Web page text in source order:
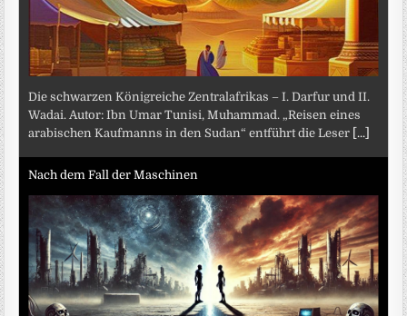
Die schwarzen Königreiche Zentralafrikas – I. Darfur und II.
Wadai. Autor: Ibn Umar Tunisi, Muhammad. „Reisen eines
arabischen Kaufmanns in den Sudan“ entführt die Leser [...]
Nach dem Fall der Maschinen